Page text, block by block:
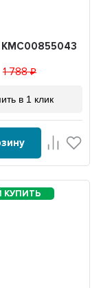
KMC00855043
1 788
в 1 клик